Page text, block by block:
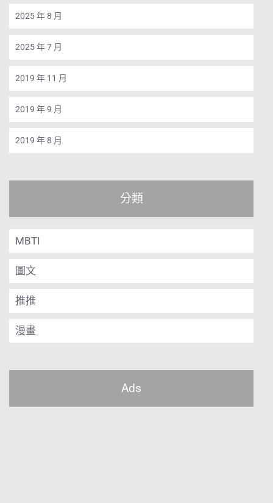
2025 年 8 月
2025 年 7 月
2019 年 11 月
2019 年 9 月
2019 年 8 月
分類
MBTI
圖文
推推
漫畫
Ads